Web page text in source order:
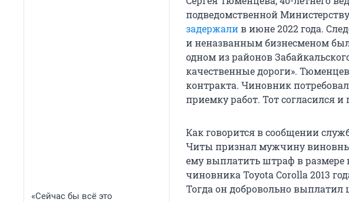
«Сейчас бы всё это
подведомственной
задержалив июне 2022 года.
и неназванным бизнесменом
одном из районов
качественные дороги».
контракта. Чиновник
приемку работ. Тот согласился
Как говорится в сообщении
Читы признал мужчину
ему выплатить штраф в размере
чиновника Toyota Corolla 2013
Тогда он добровольно выплатил